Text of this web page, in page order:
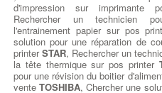
d'impression sur imprimante
Rechercher un technicien
l'entrainement papier sur pos
solution pour une réparation de
printerSTAR, Rechercher un
la tête thermique sur pos printer
pour une révision du boitier
venteTOSHIBA, Chercher une